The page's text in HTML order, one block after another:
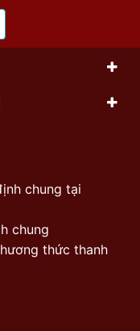
chung tại
chung
thức thanh